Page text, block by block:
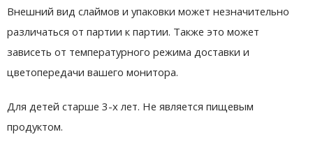
Внешний вид слаймов и упаковки может незначительно
различаться от партии к партии. Также это может
зависеть от температурного режима доставки и
цветопередачи вашего монитора.
Для детей старше 3-х лет. Не является пищевым
продуктом.